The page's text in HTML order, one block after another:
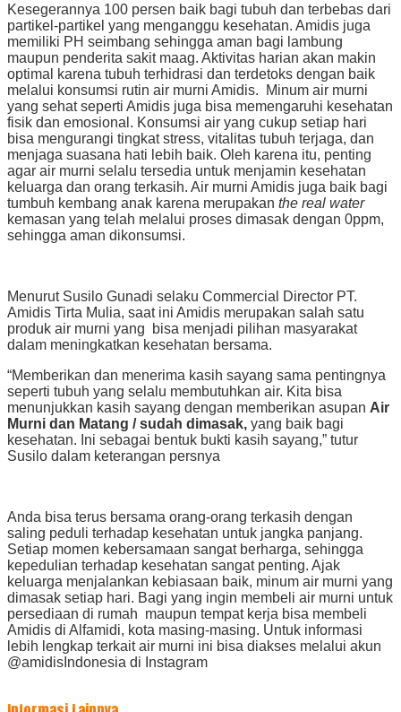
Kesegerannya 100 persen baik bagi tubuh dan terbebas dari
partikel-partikel yang menganggu kesehatan. Amidis juga
memiliki PH seimbang sehingga aman bagi lambung
maupun penderita sakit maag. Aktivitas harian akan makin
optimal karena tubuh terhidrasi dan terdetoks dengan baik
melalui konsumsi rutin air murni Amidis. Minum air murni
yang sehat seperti Amidis juga bisa memengaruhi kesehatan
fisik dan emosional. Konsumsi air yang cukup setiap hari
bisa mengurangi tingkat stress, vitalitas tubuh terjaga, dan
menjaga suasana hati lebih baik. Oleh karena itu, penting
agar air murni selalu tersedia untuk menjamin kesehatan
keluarga dan orang terkasih. Air murni Amidis juga baik bagi
tumbuh kembang anak karena merupakan the real water
kemasan yang telah melalui proses dimasak dengan 0ppm,
sehingga aman dikonsumsi.
Menurut Susilo Gunadi selaku Commercial Director PT.
Amidis Tirta Mulia, saat ini Amidis merupakan salah satu
produk air murni yang bisa menjadi pilihan masyarakat
dalam meningkatkan kesehatan bersama.
“Memberikan dan menerima kasih sayang sama pentingnya
seperti tubuh yang selalu membutuhkan air. Kita bisa
menunjukkan kasih sayang dengan memberikan asupan Air
Murni dan Matang / sudah dimasak, yang baik bagi
kesehatan. Ini sebagai bentuk bukti kasih sayang,” tutur
Susilo dalam keterangan persnya
Anda bisa terus bersama orang-orang terkasih dengan
saling peduli terhadap kesehatan untuk jangka panjang.
Setiap momen kebersamaan sangat berharga, sehingga
kepedulian terhadap kesehatan sangat penting. Ajak
keluarga menjalankan kebiasaan baik, minum air murni yang
dimasak setiap hari. Bagi yang ingin membeli air murni untuk
persediaan di rumah maupun tempat kerja bisa membeli
Amidis di Alfamidi, kota masing-masing. Untuk informasi
lebih lengkap terkait air murni ini bisa diakses melalui akun
@amidisIndonesia di Instagram